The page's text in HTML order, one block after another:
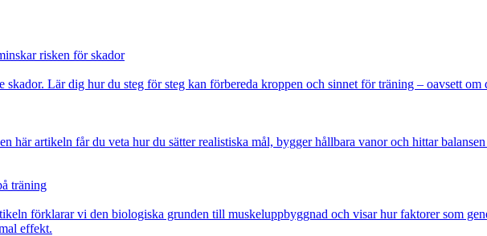
risken för skador
Lär dig hur du steg för steg kan förbereda kroppen och sinnet för träning – oavsett om
här artikeln får du veta hur du sätter realistiska mål, bygger hållbara vanor och hittar
träning
förklarar vi den biologiska grunden till muskeluppbyggnad och visar hur faktorer som
effekt.